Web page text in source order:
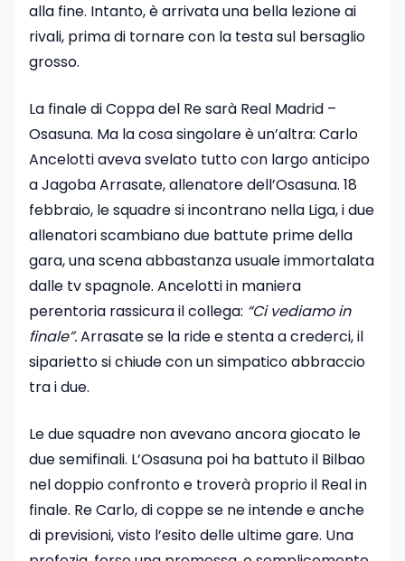
alla fine. Intanto, è arrivata una bella lezione ai
rivali, prima di tornare con la testa sul bersaglio
grosso.
La finale di Coppa del Re sarà Real Madrid –
Osasuna. Ma la cosa singolare è un’altra: Carlo
Ancelotti aveva svelato tutto con largo anticipo
a Jagoba Arrasate, allenatore dell’Osasuna. 18
febbraio, le squadre si incontrano nella Liga, i due
allenatori scambiano due battute prime della
gara, una scena abbastanza usuale immortalata
dalle tv spagnole. Ancelotti in maniera
perentoria rassicura il collega: “Ci vediamo in
finale”.Arrasate se la ride e stenta a crederci, il
siparietto si chiude con un simpatico abbraccio
tra i due.
Le due squadre non avevano ancora giocato le
due semifinali. L’Osasuna poi ha battuto il Bilbao
nel doppio confronto e troverà proprio il Real in
finale. Re Carlo, di coppe se ne intende e anche
di previsioni, visto l’esito delle ultime gare. Una